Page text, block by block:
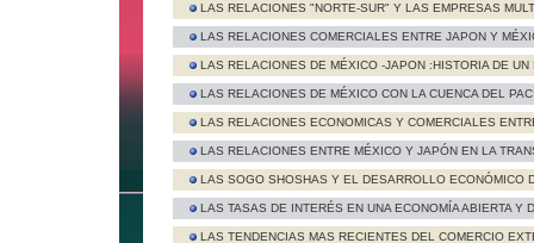
LAS RELACIONES "NORTE-SUR" Y LAS EMPRESAS
LAS RELACIONES COMERCIALES ENTRE JAPON Y
LAS RELACIONES DE MÉXICO -JAPON :HISTORIA DE
LAS RELACIONES DE MÉXICO CON LA CUENCA DEL
LAS RELACIONES ECONOMICAS Y COMERCIALES
LAS RELACIONES ENTRE MÉXICO Y JAPÓN EN LA
LAS SOGO SHOSHAS Y EL DESARROLLO ECONÓMICO
LAS TASAS DE INTERÉS EN UNA ECONOMÍA ABIERTA Y
LAS TENDENCIAS MAS RECIENTES DEL COMERCIO